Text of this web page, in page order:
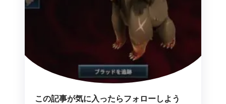
この記事が気に入ったらフォローしよう